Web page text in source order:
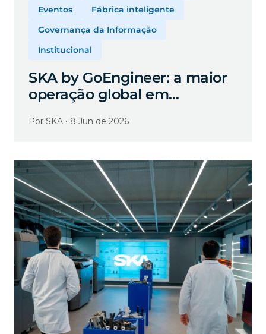
Eventos
Fábrica inteligente
Governança da Informação
Institucional
SKA by GoEngineer: a maior
operação global em
Por SKA • 8 Jun de 2026